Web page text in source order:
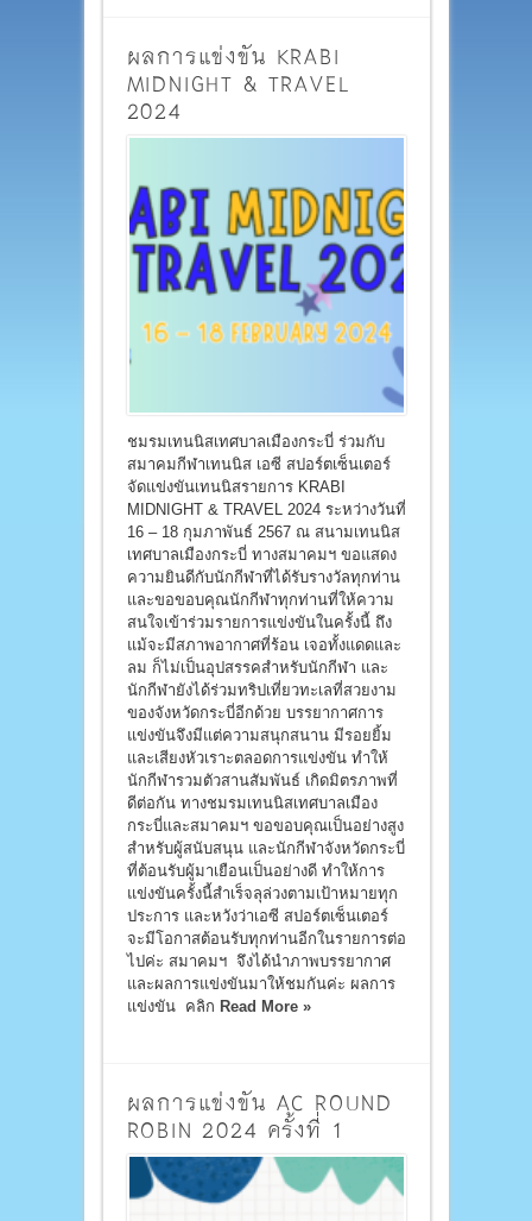
ผลการแข่งขัน KRABI
MIDNIGHT & TRAVEL
2024
ชมรมเทนนิสเทศบาลเมืองกระบี่ ร่วมกับ
สมาคมกีฬาเทนนิส เอซี สปอร์ตเซ็นเตอร์
จัดแข่งขันเทนนิสรายการ KRABI
MIDNIGHT & TRAVEL 2024 ระหว่างวันที่
16 – 18 กุมภาพันธ์ 2567 ณ สนามเทนนิส
เทศบาลเมืองกระบี่ ทางสมาคมฯ ขอแสดง
ความยินดีกับนักกีฬาที่ได้รับรางวัลทุกท่าน
และขอขอบคุณนักกีฬาทุกท่านที่ให้ความ
สนใจเข้าร่วมรายการแข่งขันในครั้งนี้ ถึง
แม้จะมีสภาพอากาศที่ร้อน เจอทั้งแดดและ
ลม ก็ไม่เป็นอุปสรรคสำหรับนักกีฬา และ
นักกีฬายังได้ร่วมทริปเที่ยวทะเลที่สวยงาม
ของจังหวัดกระบี่อีกด้วย บรรยากาศการ
แข่งขันจึงมีแต่ความสนุกสนาน มีรอยยิ้ม
และเสียงหัวเราะตลอดการแข่งขัน ทำให้
นักกีฬารวมตัวสานสัมพันธ์ เกิดมิตรภาพที่
ดีต่อกัน ทางชมรมเทนนิสเทศบาลเมือง
กระบี่และสมาคมฯ ขอขอบคุณเป็นอย่างสูง
สำหรับผู้สนับสนุน และนักกีฬาจังหวัดกระบี่
ที่ต้อนรับผู้มาเยือนเป็นอย่างดี ทำให้การ
แข่งขันครั้งนี้สำเร็จลุล่วงตามเป้าหมายทุก
ประการ และหวังว่าเอซี สปอร์ตเซ็นเตอร์
จะมีโอกาสต้อนรับทุกท่านอีกในรายการต่อ
ไปค่ะ สมาคมฯ จึงได้นำภาพบรรยากาศ
และผลการแข่งขันมาให้ชมกันค่ะ ผลการ
แข่งขัน คลิก Read More »
ผลการแข่งขัน AC ROUND
ROBIN 2024 ครั้งที่ 1